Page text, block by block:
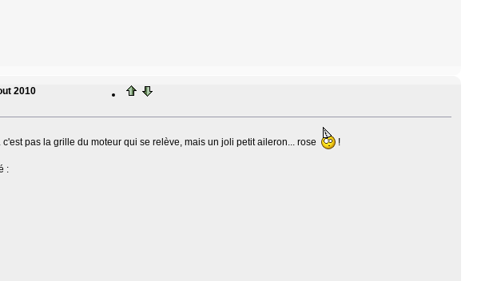
2010
pas la grille du moteur qui se relève, mais un joli petit aileron... rose !
: